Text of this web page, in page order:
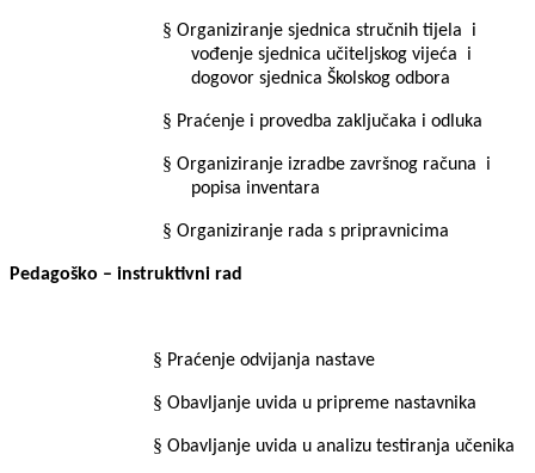
§ Organiziranje sjednica stručnih tijela
i
vođenje sjednica učiteljskog vijeća
i
dogovor sjednica Školskog odbora
§ Praćenje i provedba zaključaka i odluka
§ Organiziranje izradbe završnog računa
i
popisa inventara
§ Organiziranje rada s pripravnicima
Pedagoško – instruktivni rad
§ Praćenje odvijanja nastave
§ Obavljanje uvida u pripreme nastavnika
§ Obavljanje uvida u analizu testiranja učenika